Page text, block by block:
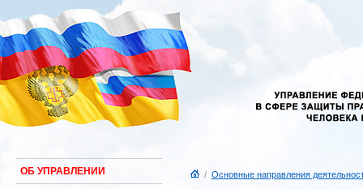
ОБ УПРАВЛЕНИИ / Основные направления